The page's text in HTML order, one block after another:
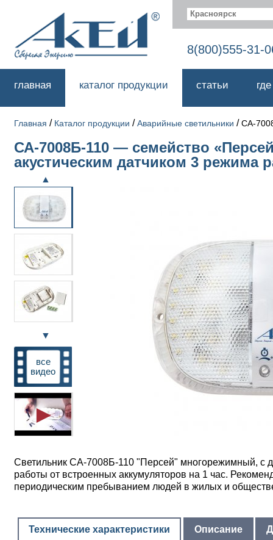
Красноярск
8(800)555-31-
главная каталог продукции статьи
Главная / Каталог продукции /Аварийные светильники /СА-
СА-7008Б-110 — семейство
акустическим датчиком 3 режима
▲
▼
все
видео
Светильник СА-7008Б-110 "Персей" многорежимный, с
работы от встроенных аккумуляторов на 1 час.
периодическим пребыванием людей в жилых и
Технические характеристики Описание